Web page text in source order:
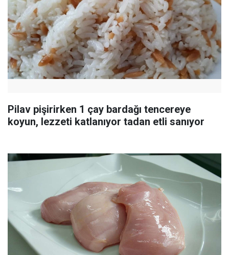
Pilav pişirirken 1 çay bardağı tencereye
koyun, lezzeti katlanıyor tadan etli sanıyor